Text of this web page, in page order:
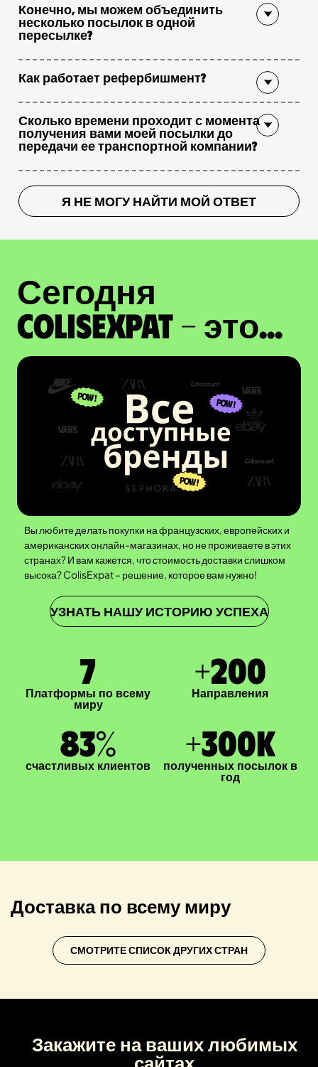
Конечно, мы можем объединить
несколько посылок в одной
пересылке?
Как работает рефербишмент?
Сколько времени проходит с момента
получения вами моей посылки до
передачи ее транспортной компании?
Я НЕ МОГУ НАЙТИ МОЙ ОТВЕТ
Сегодня
ColisExpat - это...
Вы любите делать покупки на французских, европейских и
американских онлайн-магазинах, но не проживаете в этих
странах? И вам кажется, что стоимость доставки слишком
высока? ColisExpat – решение, которое вам нужно!
УЗНАТЬ НАШУ ИСТОРИЮ УСПЕХА
7
Платформы по всему
миру
+200
Направления
83%
счастливых клиентов
+300K
полученных посылок в
год
Доставка по всему миру
СМОТРИТЕ СПИСОК ДРУГИХ СТРАН
Закажите на ваших любимых
сайтах